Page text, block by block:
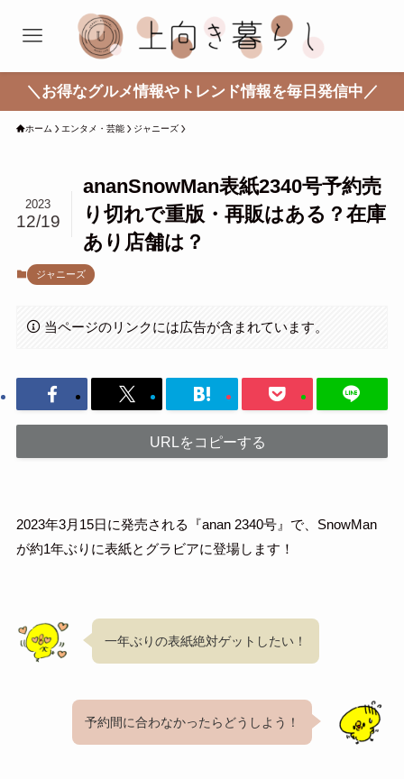
＼お得なグルメ情報やトレンド情報を毎日発信中／
ホーム エンタメ・芸能 ジャニーズ
ananSnowMan表紙2340号予約売
り切れで重版・再販はある？在庫
あり店舗は？
2023
12/19
ジャニーズ
当ページのリンクには広告が含まれています。
URLをコピーする
2023年3月15日に発売される『anan 2340号』で、SnowMan
が約1年ぶりに表紙とグラビアに登場します！
一年ぶりの表紙絶対ゲットしたい！
予約間に合わなかったらどうしよう！